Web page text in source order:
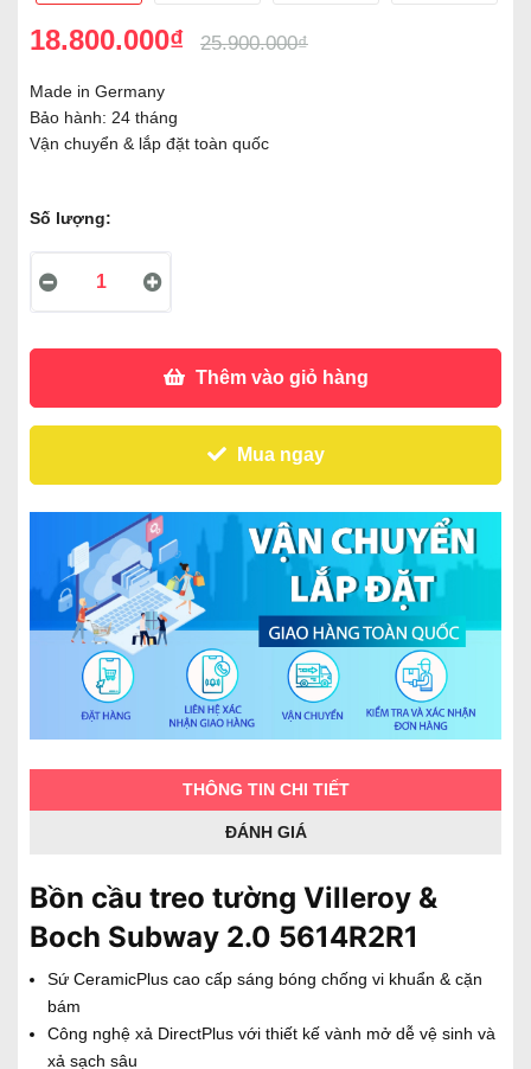
18.800.000₫ 25.900.000₫
Made in Germany
Bảo hành: 24 tháng
Vận chuyển & lắp đặt toàn quốc
Số lượng:
Thêm vào giỏ hàng
Mua ngay
THÔNG TIN CHI TIẾT
ĐÁNH GIÁ
Bồn cầu treo tường Villeroy &
Boch Subway 2.0 5614R2R1
Sứ CeramicPlus cao cấp sáng bóng chống vi khuẩn & cặn
bám
Công nghệ xả DirectPlus với thiết kế vành mở dễ vệ sinh và
xả sạch sâu